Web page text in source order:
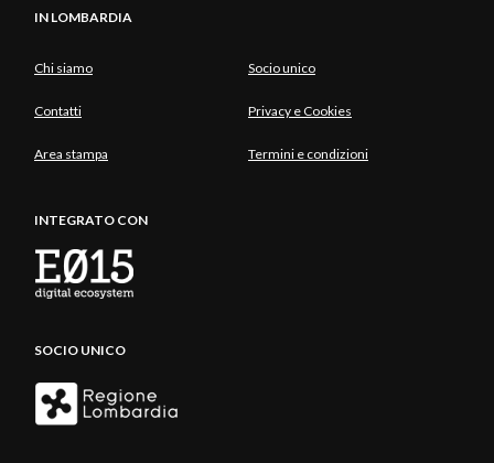
IN LOMBARDIA
Chi siamo Socio unico
Contatti Privacy e Cookies
Area stampa Termini e condizioni
INTEGRATO CON
SOCIO UNICO